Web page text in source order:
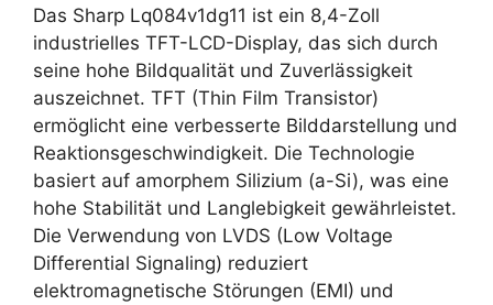
Das Sharp Lq084v1dg11 ist ein 8,4-Zoll
industrielles TFT-LCD-Display, das sich durch
seine hohe Bildqualität und Zuverlässigkeit
auszeichnet. TFT (Thin Film Transistor)
ermöglicht eine verbesserte Bilddarstellung und
Reaktionsgeschwindigkeit. Die Technologie
basiert auf amorphem Silizium (a-Si), was eine
hohe Stabilität und Langlebigkeit gewährleistet.
Die Verwendung von LVDS (Low Voltage
Differential Signaling) reduziert
elektromagnetische Störungen (EMI) und